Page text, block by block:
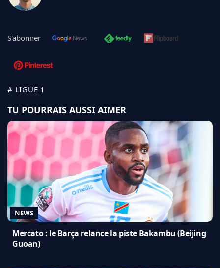
S'abonner
# LIGUE 1
TU POURRAIS AUSSI AIMER
NEWS
Mercato : le Barça relance la piste Bakambu (Beijing
Guoan)